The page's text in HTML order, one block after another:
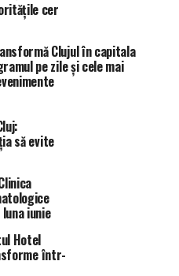
cer
Clujul în capitala
pe zile și cele mai
să evite
iunie
Hotel
într-